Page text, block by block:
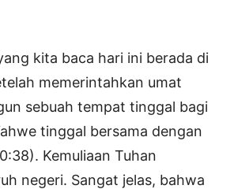
kita baca hari ini berada di
memerintahkan umat
sebuah tempat tinggal bagi
tinggal bersama dengan
Kemuliaan Tuhan
negeri. Sangat jelas, bahwa